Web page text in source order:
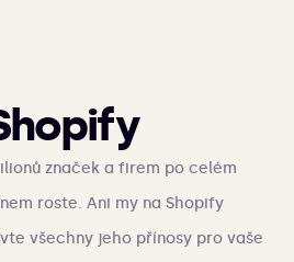
značek a firem po celém
roste. Ani my na Shopify
všechny jeho přínosy pro vaše